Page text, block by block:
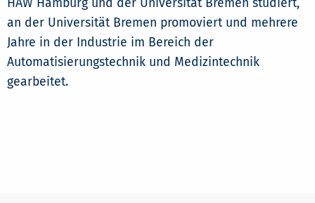
HAW Hamburg und der Universität Bremen studiert,
an der Universität Bremen promoviert und mehrere
Jahre in der Industrie im Bereich der
Automatisierungstechnik und Medizintechnik
gearbeitet.